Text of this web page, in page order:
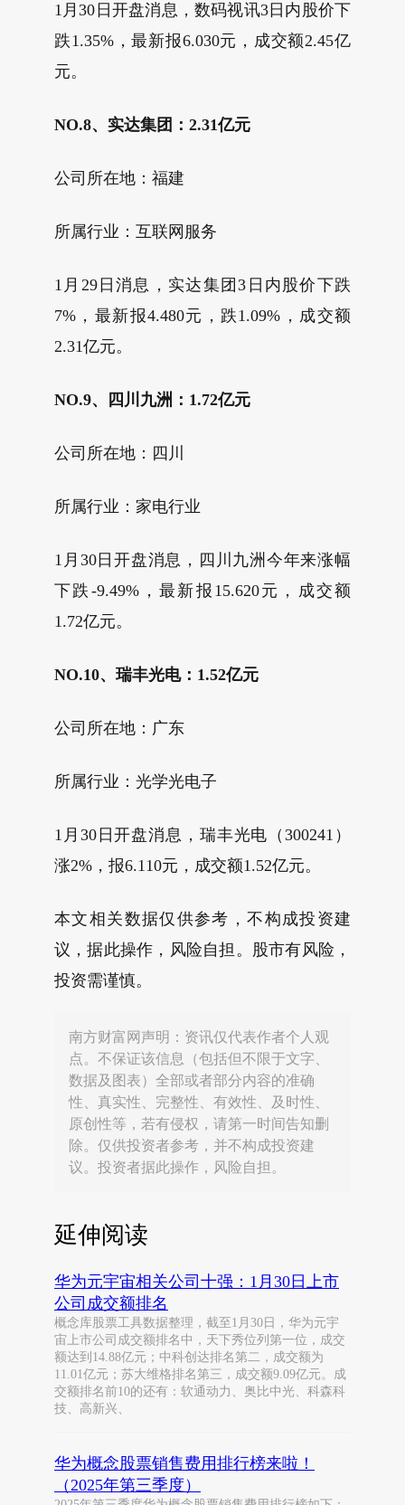
1月30日开盘消息，数码视讯3日内股价下
跌1.35%，最新报6.030元，成交额2.45亿
元。
NO.8、实达集团：2.31亿元
公司所在地：福建
所属行业：互联网服务
1月29日消息，实达集团3日内股价下跌
7%，最新报4.480元，跌1.09%，成交额
2.31亿元。
NO.9、四川九洲：1.72亿元
公司所在地：四川
所属行业：家电行业
1月30日开盘消息，四川九洲今年来涨幅
下跌-9.49%，最新报15.620元，成交额
1.72亿元。
NO.10、瑞丰光电：1.52亿元
公司所在地：广东
所属行业：光学光电子
1月30日开盘消息，瑞丰光电（300241）
涨2%，报6.110元，成交额1.52亿元。
本文相关数据仅供参考，不构成投资建
议，据此操作，风险自担。股市有风险，
投资需谨慎。
南方财富网声明：资讯仅代表作者个人观
点。不保证该信息（包括但不限于文字、
数据及图表）全部或者部分内容的准确
性、真实性、完整性、有效性、及时性、
原创性等，若有侵权，请第一时间告知删
除。仅供投资者参考，并不构成投资建
议。投资者据此操作，风险自担。
延伸阅读
华为元宇宙相关公司十强：1月30日上市
公司成交额排名
概念库股票工具数据整理，截至1月30日，华为元宇
宙上市公司成交额排名中，天下秀位列第一位，成交
额达到14.88亿元；中科创达排名第二，成交额为
11.01亿元；苏大维格排名第三，成交额9.09亿元。成
交额排名前10的还有：软通动力、奥比中光、科森科
技、高新兴、
华为概念股票销售费用排行榜来啦！
（2025年第三季度）